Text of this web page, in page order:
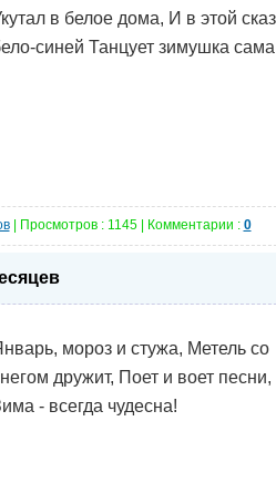
в белое дома, И в этой
синей Танцует зимушка
| Просмотров : 1145 | Комментарии : 0
мороз и стужа, Метель со
дружит, Поет и воет песни,
- всегда чудесна!